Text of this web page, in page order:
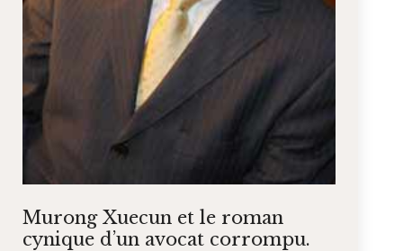
Murong Xuecun et le roman
cynique d’un avocat corrompu.